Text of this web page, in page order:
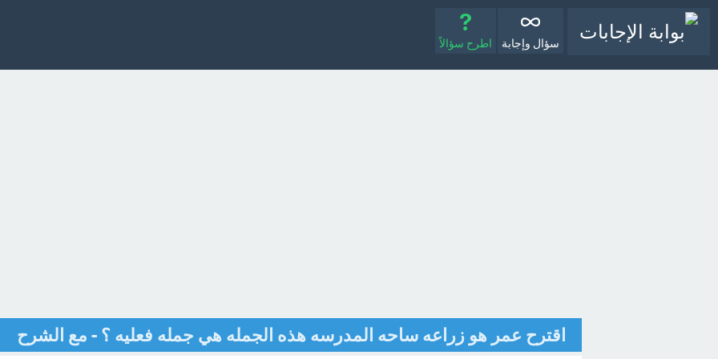
سؤال وإجابة اطرح سؤالاً
اقترح عمر هو زراعه ساحه المدرسه هذه الجمله هي جمله فعليه ؟ - مع الشرح